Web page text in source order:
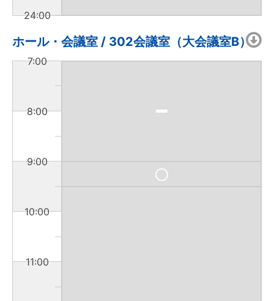
24:00
ホール・会議室 / 302会議室（大会議室B）
7:00
8:00
9:00
10:00
11:00